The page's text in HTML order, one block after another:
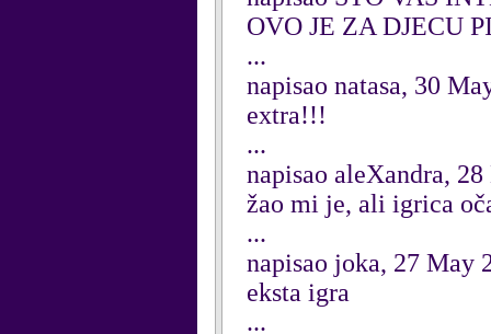
OVO JE ZA DJECU
...
napisao natasa, 30
extra!!!
...
napisao aleXandra,
žao mi je, ali igrica
...
napisao joka, 27 May
eksta igra
...